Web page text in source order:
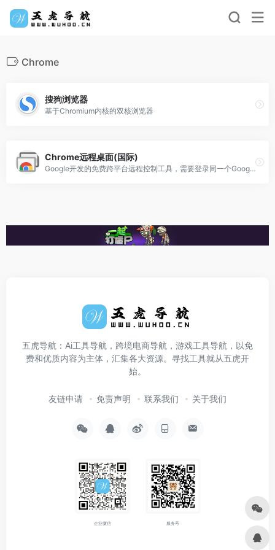
Chrome
搜狗浏览器
基于Chromium内核的双核浏览器
Chrome远程桌面(国际)
Google开发的免费跨平台远程控制工具，需要登录同一个Google账户
五虎导航：Ai工具导航，跨境电商导航，游戏工具导航，以免
费和优质内容为主体，汇集各大资源。寻找工具就从五虎开
始。
友链申请 免责声明 联系我们 关于我们
企业微信 服务号